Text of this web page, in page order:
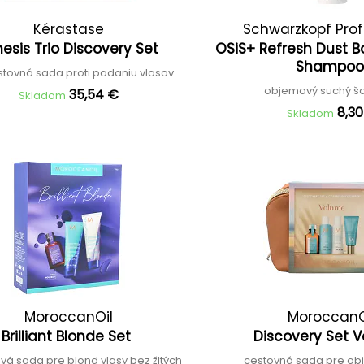
Kérastase
Trio Discovery Set
sada proti padaniu vlasov
Skladom 35,54 €
Schwarzkopf
OSiS+ Refresh Dust
objemový suchý
Skladom
MoroccanOil
Brilliant Blonde Set
sada pre blond vlasy bez žltých
Discovery Set
cestovná sada pre